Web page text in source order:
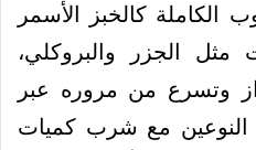
الكاملة كالخبز الأسمر
الجزر والبروكلي،
وتسرع من مروره عبر
النوعين مع شرب كميات